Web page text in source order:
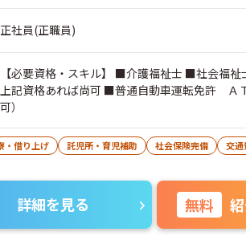
正社員(正職員)
【必要資格・スキル】 ■介護福祉士 ■社会福
上記資格あれば尚可 ■普通自動車運転免許 ＡＴ限定可（あれば尚
可）
・借り上げ 託児所・育児補助 社会保険完備
交通
詳細を見る 無料